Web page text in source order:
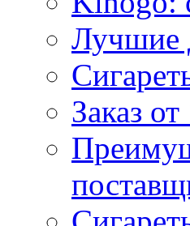
Лучшие
Заказ